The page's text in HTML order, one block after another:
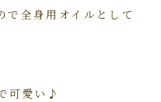
で全身用オイルとして
可愛い♪